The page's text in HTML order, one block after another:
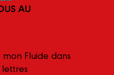
AU
Fluide dans